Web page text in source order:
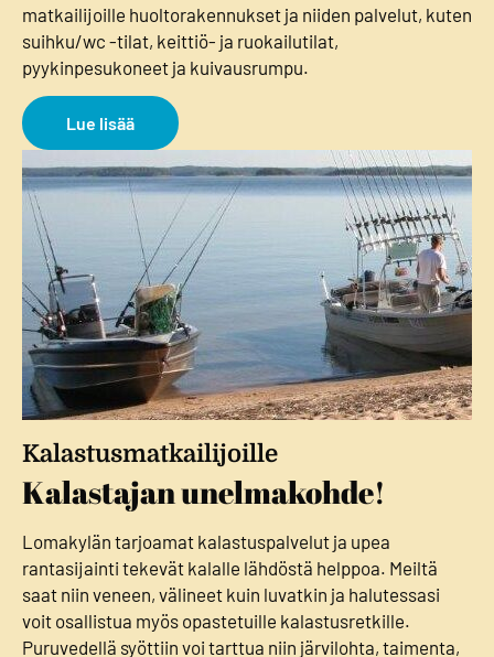
matkailijoille huoltorakennukset ja niiden palvelut, kuten
suihku/wc -tilat, keittiö- ja ruokailutilat,
pyykinpesukoneet ja kuivausrumpu.
Lue lisää
Kalastusmatkailijoille
Kalastajan unelmakohde!
Lomakylän tarjoamat kalastuspalvelut ja upea
rantasijainti tekevät kalalle lähdöstä helppoa. Meiltä
saat niin veneen, välineet kuin luvatkin ja halutessasi
voit osallistua myös opastetuille kalastusretkille.
Puruvedellä syöttiin voi tarttua niin järvilohta, taimenta,